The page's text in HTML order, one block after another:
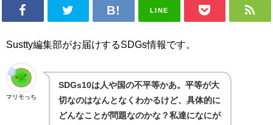
LINE
Sustty編集部がお届けするSDGs情報です。
マリモっち
SDGs10は人や国の不平等かあ。平等が大
切なのはなんとなくわかるけど、具体的に
どんなことが問題なのかな？私達になにが